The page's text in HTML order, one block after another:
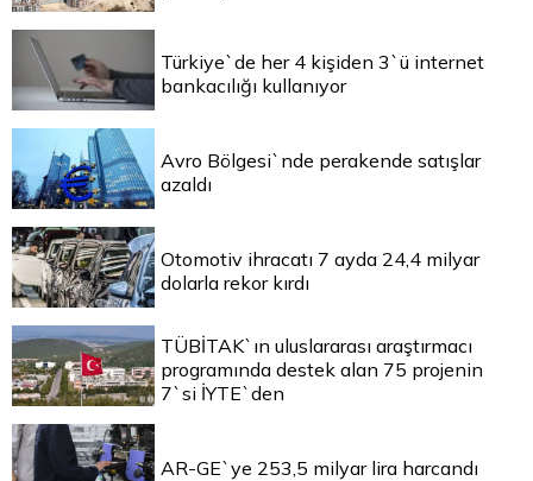
Türkiye`de her 4 kişiden 3`ü internet
bankacılığı kullanıyor
Avro Bölgesi`nde perakende satışlar
azaldı
Otomotiv ihracatı 7 ayda 24,4 milyar
dolarla rekor kırdı
TÜBİTAK`ın uluslararası araştırmacı
programında destek alan 75 projenin
7`si İYTE`den
AR-GE`ye 253,5 milyar lira harcandı